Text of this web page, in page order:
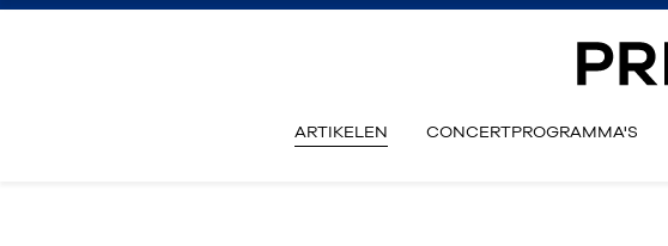
ARTIKELEN CONCERTPROGRAMMA'S